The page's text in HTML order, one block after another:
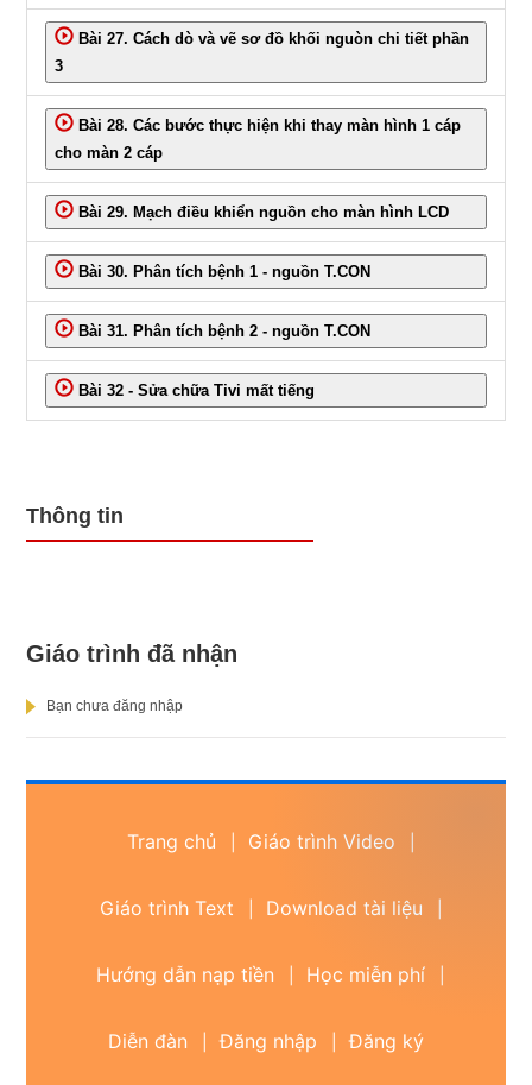
Bài 27. Cách dò và vẽ sơ đồ khối nguòn chi tiết phần
3
Bài 28. Các bước thực hiện khi thay màn hình 1 cáp
cho màn 2 cáp
Bài 29. Mạch điều khiển nguồn cho màn hình LCD
Bài 30. Phân tích bệnh 1 - nguồn T.CON
Bài 31. Phân tích bệnh 2 - nguồn T.CON
Bài 32 - Sửa chữa Tivi mất tiếng
Thông tin
Giáo trình đã nhận
Bạn chưa đăng nhập
Trang chủ Giáo trình Video
Giáo trình Text Download tài liệu
Hướng dẫn nạp tiền Học miễn phí
Diễn đàn Đăng nhập Đăng ký